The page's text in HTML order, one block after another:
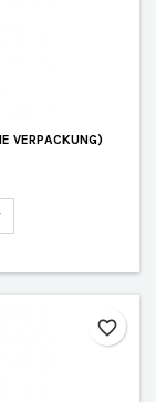
VERPACKUNG)
favorite_border